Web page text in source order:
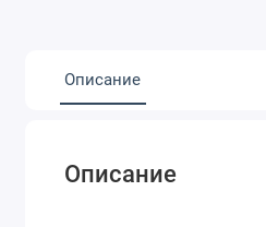
Описание
Описание